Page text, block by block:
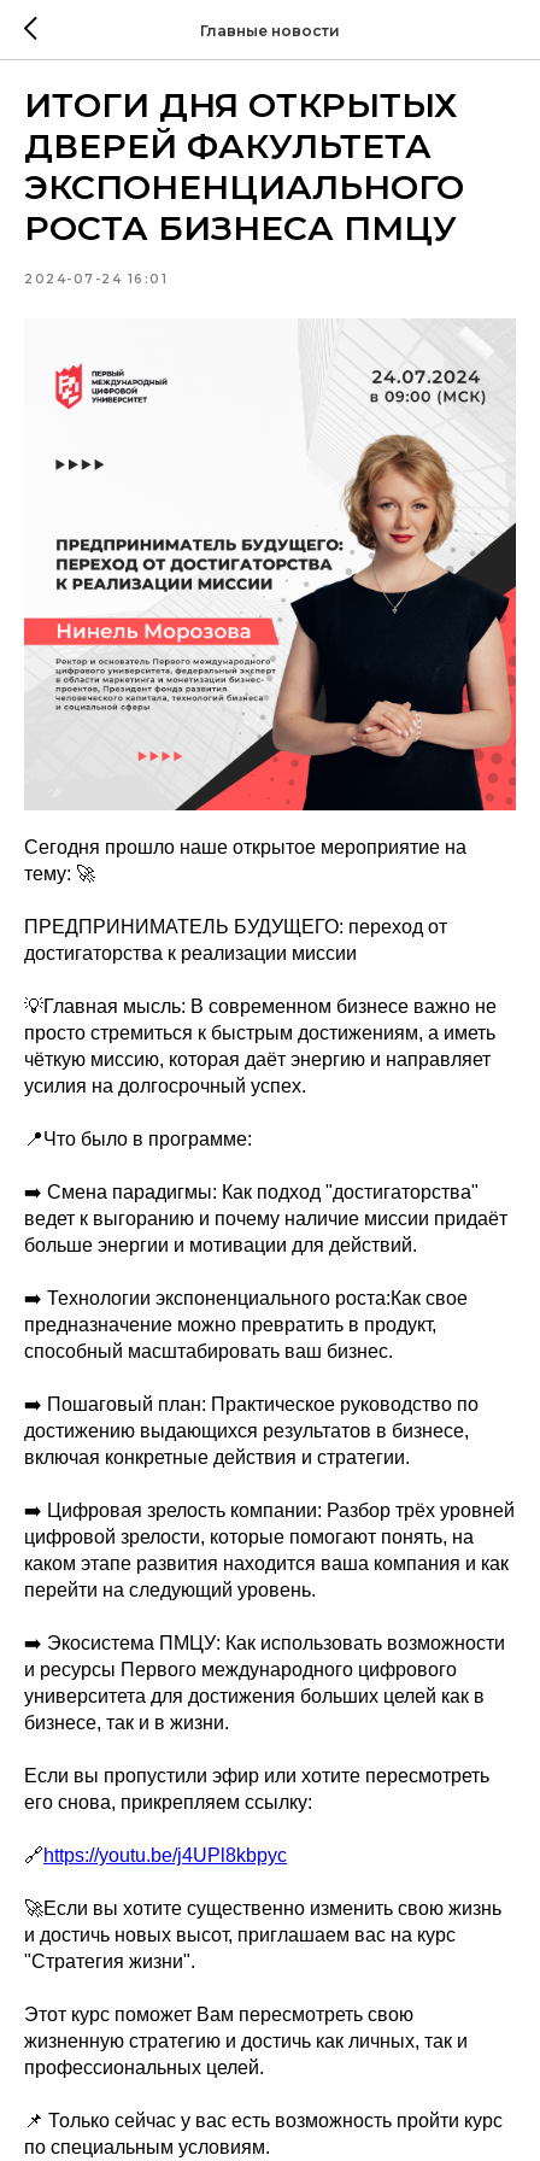
Главные новости
ИТОГИ ДНЯ ОТКРЫТЫХ
ДВЕРЕЙ ФАКУЛЬТЕТА
ЭКСПОНЕНЦИАЛЬНОГО
РОСТА БИЗНЕСА ПМЦУ
2024-07-24 16:01
Сегодня прошло наше открытое мероприятие на
тему: 🚀
ПРЕДПРИНИМАТЕЛЬ БУДУЩЕГО: переход от
достигаторства к реализации миссии
💡Главная мысль: В современном бизнесе важно не
просто стремиться к быстрым достижениям, а иметь
чёткую миссию, которая даёт энергию и направляет
усилия на долгосрочный успех.
📍Что было в программе:
➡️ Смена парадигмы: Как подход "достигаторства"
ведет к выгоранию и почему наличие миссии придаёт
больше энергии и мотивации для действий.
➡️ Технологии экспоненциального роста:Как свое
предназначение можно превратить в продукт,
способный масштабировать ваш бизнес.
➡️ Пошаговый план: Практическое руководство по
достижению выдающихся результатов в бизнесе,
включая конкретные действия и стратегии.
➡️ Цифровая зрелость компании: Разбор трёх уровней
цифровой зрелости, которые помогают понять, на
каком этапе развития находится ваша компания и как
перейти на следующий уровень.
➡️ Экосистема ПМЦУ: Как использовать возможности
и ресурсы Первого международного цифрового
университета для достижения больших целей как в
бизнесе, так и в жизни.
Если вы пропустили эфир или хотите пересмотреть
его снова, прикрепляем ссылку:
🔗https://youtu.be/j4UPl8kbpyc
🚀Если вы хотите существенно изменить свою жизнь
и достичь новых высот, приглашаем вас на курс
"Стратегия жизни".
Этот курс поможет Вам пересмотреть свою
жизненную стратегию и достичь как личных, так и
профессиональных целей.
📌 Только сейчас у вас есть возможность пройти курс
по специальным условиям.